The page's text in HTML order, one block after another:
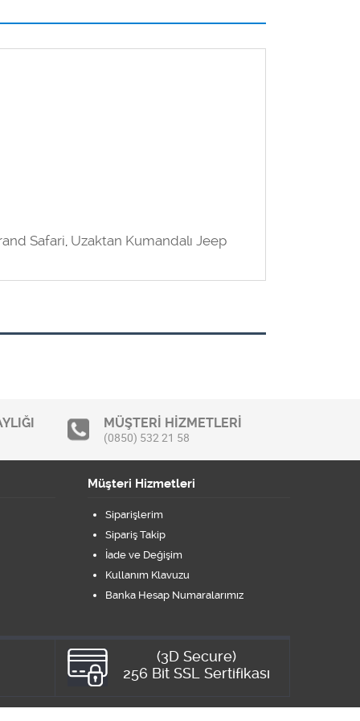
Safari Uzaktan Kumandalı Jeep
MÜŞTERİ HİZMETLERİ
(0850) 532 21 58
Müşteri Hizmetleri
Siparişlerim
Sipariş Takip
İade ve Değişim
Kullanım Klavuzu
Banka Hesap Numaralarımız
(3D Secure)
256 Bit SSL Sertifikası